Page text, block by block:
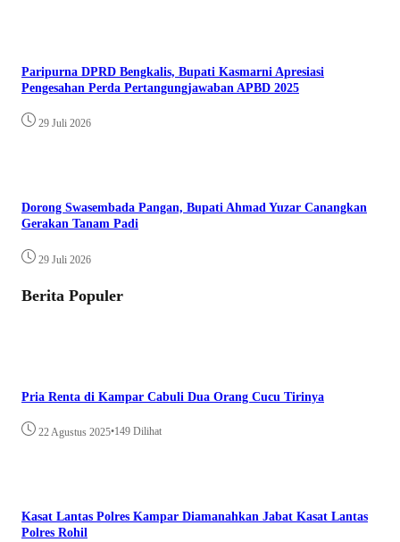
Paripurna DPRD Bengkalis, Bupati Kasmarni Apresiasi
Pengesahan Perda Pertangungjawaban APBD 2025
29 Juli 2026
Dorong Swasembada Pangan, Bupati Ahmad Yuzar Canangkan
Gerakan Tanam Padi
29 Juli 2026
Berita Populer
Pria Renta di Kampar Cabuli Dua Orang Cucu Tirinya
22 Agustus 2025•149 Dilihat
Kasat Lantas Polres Kampar Diamanahkan Jabat Kasat Lantas
Polres Rohil